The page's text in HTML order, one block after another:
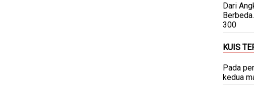
Dari
300
KUIS
Pada
kedua